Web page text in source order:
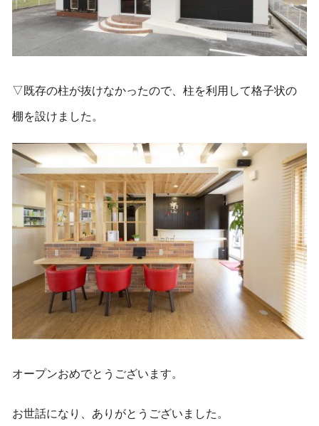
▽既存の柱が抜けなかったので、柱を利用して格子状の
棚を設けました。
オープンおめでとうございます。
お世話になり、ありがとうございました。